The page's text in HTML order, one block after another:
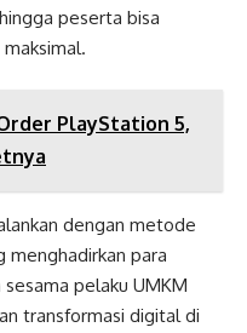
peserta bisa
PlayStation 5,
dengan metode
menghadirkan para
pelaku UMKM
transformasi digital di